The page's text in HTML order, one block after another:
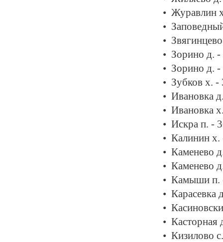
Журавлин
Зорино д.
Зорино д.
Зубков х. -
Ивановка
Ивановка
Искра п. -
Калинин х.
Каменево
Каменево
Камыши п.
Карасевка
Касторная
Кизилово